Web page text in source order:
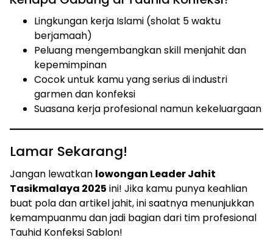
Lingkungan kerja Islami (sholat 5 waktu
berjamaah)
Peluang mengembangkan skill menjahit dan
kepemimpinan
Cocok untuk kamu yang serius di industri
garmen dan konfeksi
Suasana kerja profesional namun kekeluargaan
Lamar Sekarang!
Jangan lewatkan lowongan Leader Jahit
Tasikmalaya 2025 ini! Jika kamu punya keahlian
buat pola dan artikel jahit, ini saatnya menunjukkan
kemampuanmu dan jadi bagian dari tim profesional
Tauhid Konfeksi Sablon!